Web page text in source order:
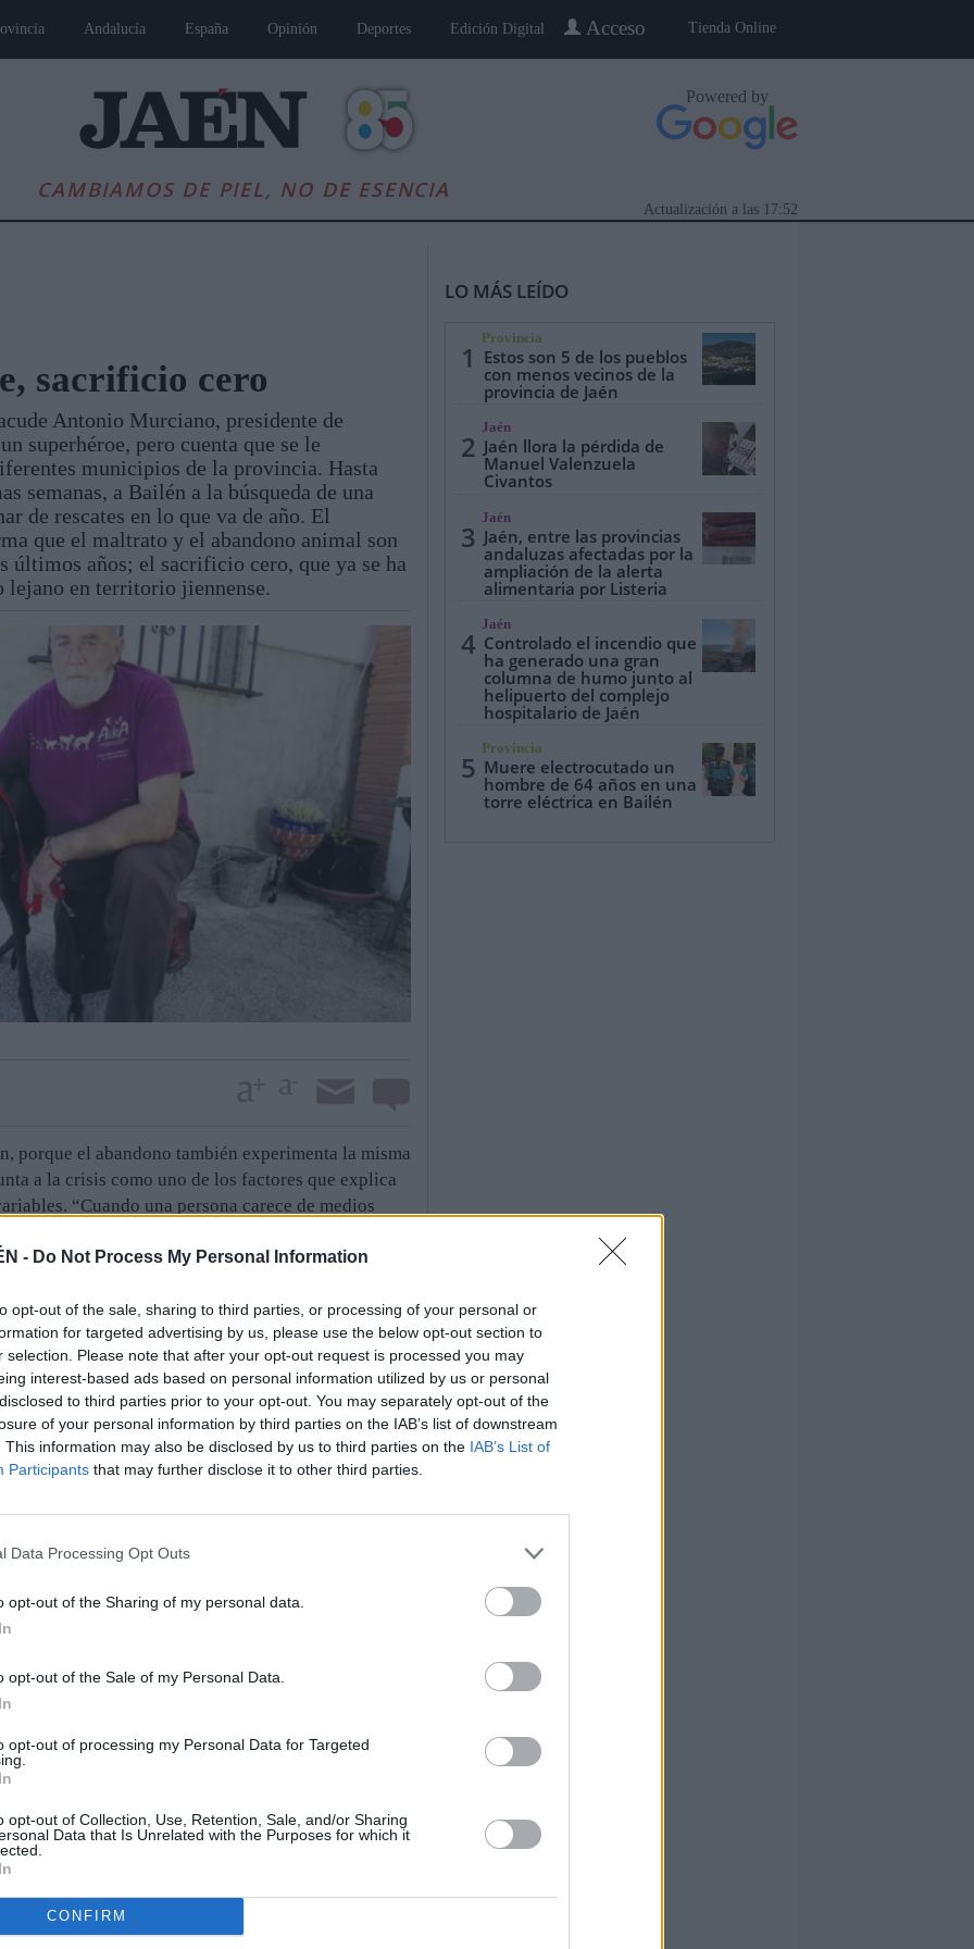
- Do Not Process My Personal Information
opt-out of the sale, sharing to third parties, or processing of your personal or
for targeted advertising by us, please use the below opt-out section to
selection. Please note that after your opt-out request is processed you may
interest-based ads based on personal information utilized by us or personal
to third parties prior to your opt-out. You may separately opt-out of the
of your personal information by third parties on the IAB’s list of downstream
This information may also be disclosed by us to third parties on the IAB’s List of
Participants that may further disclose it to other third parties.
Data Processing Opt Outs
opt-out of the Sharing of my personal data.
opt-out of the Sale of my Personal Data.
opt-out of processing my Personal Data for Targeted
opt-out of Collection, Use, Retention, Sale, and/or Sharing
Data that Is Unrelated with the Purposes for which it
CONFIRM
Tienda Online
Acceso
Andalucía España Opinión Deportes Edición Digital
CAMBIAMOS DE PIEL, NO DE ESENCIA
Powered by
17:52
Actualización a las
Andalucía Internacional Opinión Cultura Jaén, Pueblo a Pueblo Especiales
sacrificio cero
Antonio Murciano, presidente de
superhéroe, pero cuenta que se le
municipios de la provincia. Hasta
semanas, a Bailén a la búsqueda de una
de rescates en lo que va de año. El
que el maltrato y el abandono animal son
últimos años; el sacrificio cero, que ya se ha
lejano en territorio jiennense.
porque el abandono también experimenta la misma
a la crisis como uno de los factores que explica
“Cuando una persona carece de medios
de la mascota. Cree que en la calle no le
que en Martos, donde tiene su punto de
hay entre una veintena y una treintena de canes a
la situación es criminalesca. Y me
por respeto a los ciudadanos que sí son
el ahorcamiento es una práctica común. Hay
canes. Está prohibido a menos que supervise la
de dos situaciones particularmente violentas. Un
Hubo otro caso, tres días después, una muerte por
menores de edad.
humana son los galgos y los podencos. “El
de la tierra. En Francia, Holanda, Bélgica y
empieza a verse en los hogares”, indica. La
llega ese tiempo, algunos dueños los
explica.
subraya que existen formas de maltrato animal
censurables. Es el caso, por ejemplo, de un
dos metros porque está atado con una cadena.
para evitar las vejaciones que sufren los
cumplir. “El infractor sale impune la mayoría de
públicas deben trabajar más en este
en “el 95 por ciento” de los perros
el sacrificio cero, tarea compleja cuando, según los
cien sacrificios al mes, con hornos crematorios.
LO MÁS LEÍDO
1
Provincia
Estos son 5 de los pueblos
con menos vecinos de la
provincia de Jaén
2
Jaén
Jaén llora la pérdida de
Manuel Valenzuela
Civantos
3
Jaén
Jaén, entre las provincias
andaluzas afectadas por la
ampliación de la alerta
alimentaria por Listeria
4
Jaén
Controlado el incendio que
ha generado una gran
columna de humo junto al
helipuerto del complejo
hospitalario de Jaén
5
Provincia
Muere electrocutado un
hombre de 64 años en una
torre eléctrica en Bailén